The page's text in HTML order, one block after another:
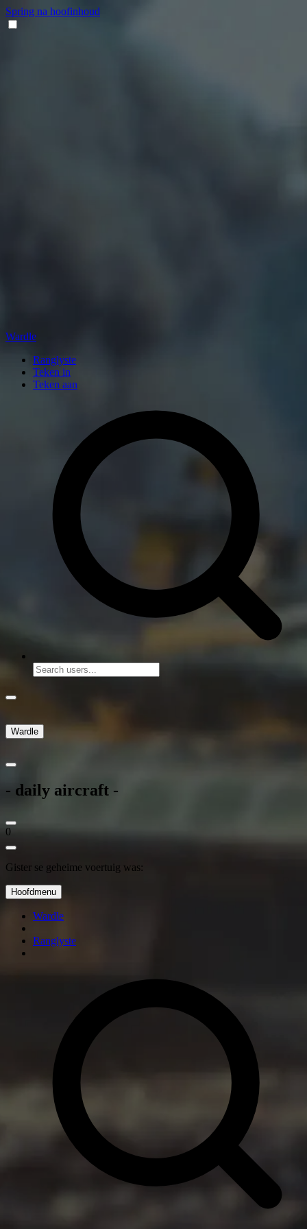
Spring na hoofinhoud
Wardle
Ranglyste
Teken in
Teken aan
Wardle
- daily aircraft -
0
Gister se geheime voertuig was:
Hoofdmenu
Wardle
Ranglyste